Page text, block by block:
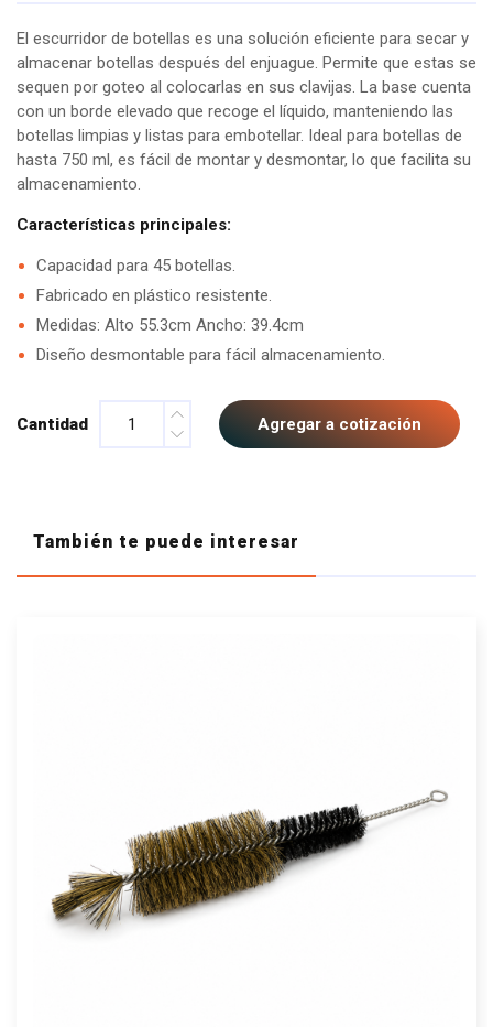
El escurridor de botellas es una solución eficiente para secar y
almacenar botellas después del enjuague. Permite que estas se
sequen por goteo al colocarlas en sus clavijas. La base cuenta
con un borde elevado que recoge el líquido, manteniendo las
botellas limpias y listas para embotellar. Ideal para botellas de
hasta 750 ml, es fácil de montar y desmontar, lo que facilita su
almacenamiento.
Características principales:
Capacidad para 45 botellas.
Fabricado en plástico resistente.
Medidas: Alto 55.3cm Ancho: 39.4cm
Diseño desmontable para fácil almacenamiento.
Cantidad Agregar a cotización
También te puede interesar